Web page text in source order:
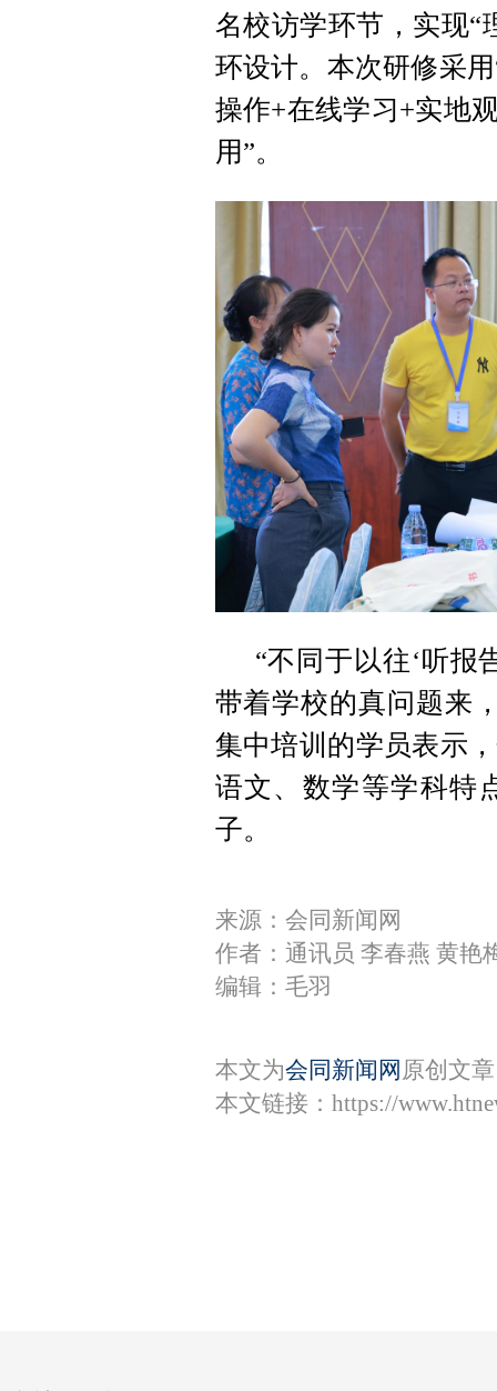
名校访学环节，实现
环设计。本次研修采
操作+在线学习+实地
用”。
“不同于以往‘听报
带着学校的真问题来
集中培训的学员表示
语文、数学等学科特
子。
来源：会同新闻网
作者：通讯员 李春燕 黄艳
编辑：毛羽
本文为会同新闻网 原创文
本文链接： https://